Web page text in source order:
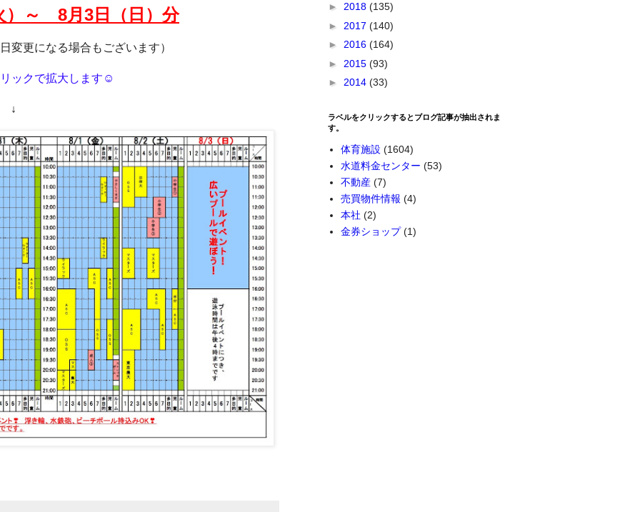
）～ 8月3 日（日）分
変更になる場合もございます）
ックで拡大します☺
► 2018 (135)
► 2017 (140)
► 2016 (164)
► 2015 (93)
► 2014 (33)
ラベルをクリックするとブログ記事が抽出されま
す。
体育施設 (1604)
水道料金センター (53)
不動産 (7)
売買物件情報 (4)
本社 (2)
金券ショップ (1)